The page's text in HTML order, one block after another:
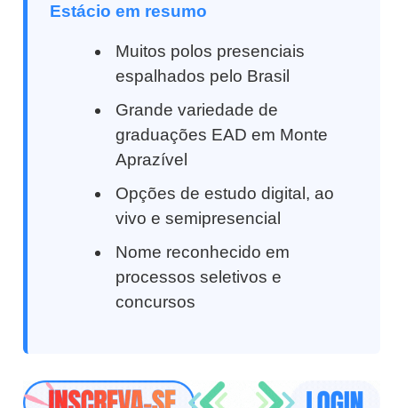
Estácio em resumo
Muitos polos presenciais
espalhados pelo Brasil
Grande variedade de
graduações EAD em Monte
Aprazível
Opções de estudo digital, ao
vivo e semipresencial
Nome reconhecido em
processos seletivos e
concursos